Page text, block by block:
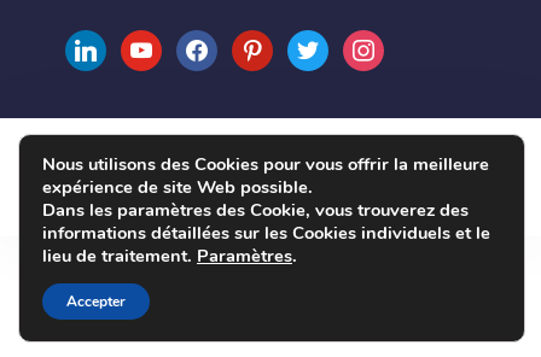
linkedinyoutubefacebookpinteresttwitter instagram
COPYRIGHT © 2004 - 2026 UVPLASTIC MATERIAL TECHNOLOGY
CO., LTD. ALL RIGHTS RESERVED
Nous utilisons des Cookies pour vous offrir la meilleure
expérience de site Web possible.
Dans les paramètres des Cookie, vous trouverez des
informations détaillées sur les Cookies individuels et le
lieu de traitement. Paramètres.
Accepter